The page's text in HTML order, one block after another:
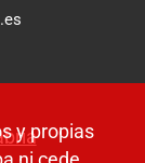
y propias